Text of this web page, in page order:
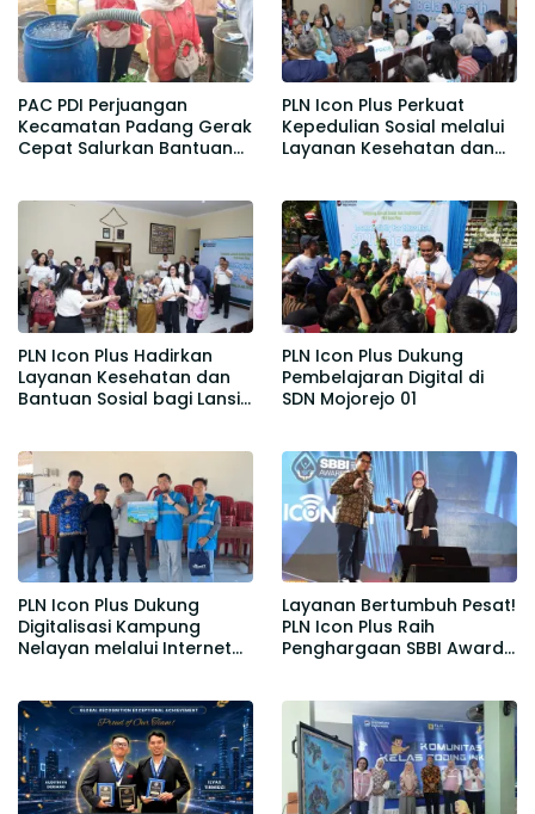
PAC PDI Perjuangan
Kecamatan Padang Gerak
Cepat Salurkan Bantuan
PLN Icon Plus Perkuat
Kepedulian Sosial melalui
Layanan Kesehatan dan
PLN Icon Plus Hadirkan
Layanan Kesehatan dan
Bantuan Sosial bagi Lansia
PLN Icon Plus Dukung
Pembelajaran Digital di
SDN Mojorejo 01
PLN Icon Plus Dukung
Digitalisasi Kampung
Nelayan melalui Internet
Layanan Bertumbuh Pesat!
PLN Icon Plus Raih
Penghargaan SBBI Awards